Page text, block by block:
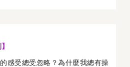
感受總受忽略？為什麼我總有操